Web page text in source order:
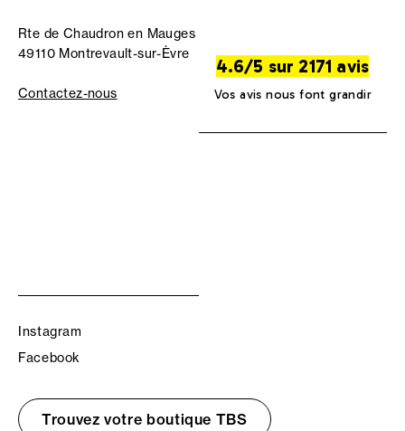
Rte de Chaudron en Mauges
49110 Montrevault-sur-Èvre
Contactez-nous
4.6/5 sur 2171 avis
Vos avis nous font grandir
Instagram
Facebook
Trouvez votre boutique TBS